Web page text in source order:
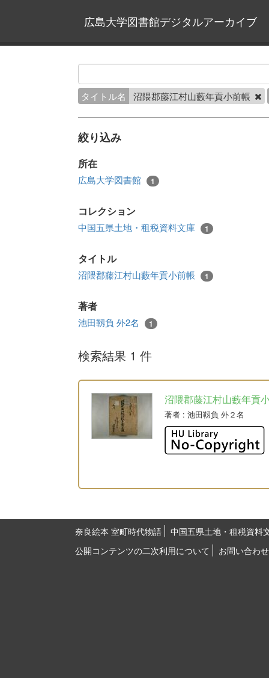
広島大学図書館デジタルアーカイブ
タイトル名 沼隈郡藤江村山藪年貢小前帳
絞り込み
所在
広島大学図書館 1
コレクション
中国五県土地・租税資料文庫 1
タイトル
沼隈郡藤江村山藪年貢小前帳 1
著者
池田靱負 外2名 1
検索結果 1 件
沼隈郡藤江村山藪年貢
著者 : 池田靱負 外２名
奈良絵本 室町時代物語
中国五県土地・租税資料
公開コンテンツの二次利用について
お問い合わせ